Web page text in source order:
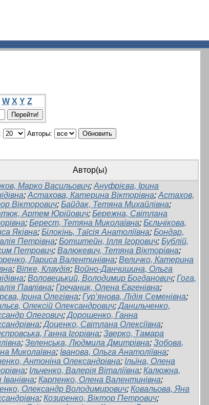
W X Y Z
Авторы:
Автор(ы)
Марко Васильович; Ануфрієва, Ірина
; Астахова, Катерина Вікторівна; Астахов,
Вікторович; Байдак, Тетяна Михайлівна;
Артем Юрійович; Бережна, Світлана
; Берест, Тетяна Миколаївна; Бєльчікова,
Яківна; Білокінь, Таїсія Анатоліївна; Бондар,
Петрівна; Ботштейн, Ілля Ігорович; Бублій,
Петрович; Валюкевич, Тетяна Вікторівна;
Лариса Валентинівна; Величко, Катерина
; Віпке, Клаудія; Войно-Данчишина, Ольга
; Воловецький, Володимир Богданович; Гога,
Павлівна; Гречаник, Олена Євгенівна;
Ірина Олегівна; Гур’янова, Лідія Семенівна;
Олексій Олександрович;Данильченко,
Олегович;Дорошенко, Ганна
;Доценко, Світлана Олексіївна;
Ганна Ігорівна; Зверко, Тамара
; Зеленська, Людмила Дмитрівна; Зобова,
Миколаївна; Іванова, Ольга Анатоліївна;
Антоніна Олександрівна; Ільїна, Олена
; Ільченко, Валерія Віталіївна; Калюжна,
; Карпенко, Олена Валентинівна;
Олександр Володимирович; Ковальова, Яна
; Козиренко, Віктор Петрович;